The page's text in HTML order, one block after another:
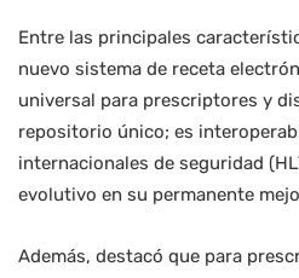
Entre las principales
nuevo sistema de receta
universal para prescriptores y
repositorio único; es
internacionales de seguridad
evolutivo en su permanente
Además, destacó que para